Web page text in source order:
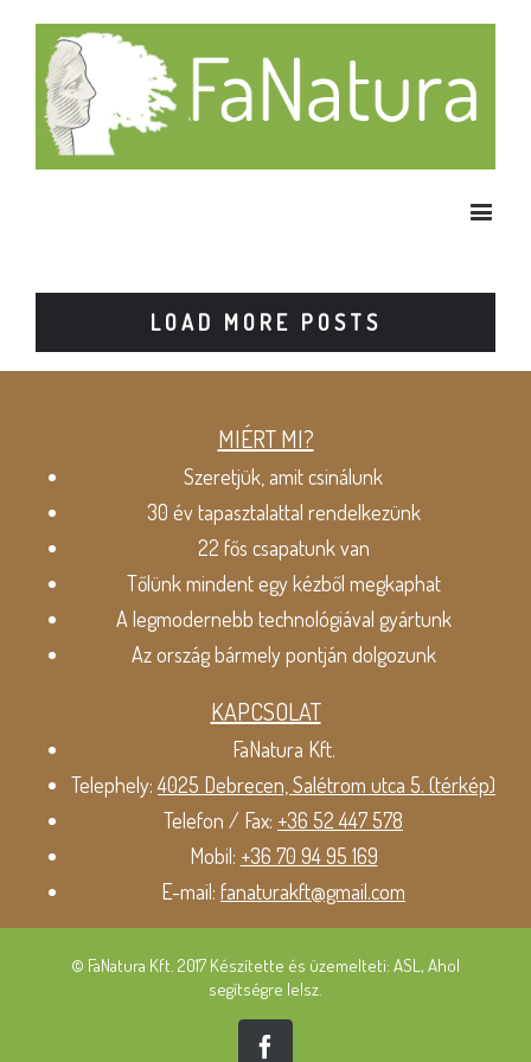
LOAD MORE POSTS
MIÉRT MI?
Szeretjük, amit csinálunk
30 év tapasztalattal rendelkezünk
22 fős csapatunk van
Tőlünk mindent egy kézből megkaphat
A legmodernebb technológiával gyártunk
Az ország bármely pontján dolgozunk
KAPCSOLAT
FaNatura Kft.
Telephely:4025 Debrecen, Salétrom utca 5. (térkép)
Telefon / Fax: +36 52 447 578
Mobil: +36 70 94 95 169
E-mail: fanaturakft@gmail.com
© FaNatura Kft. 2017 Készítette és üzemelteti: ASL, Ahol
segítségre lelsz.